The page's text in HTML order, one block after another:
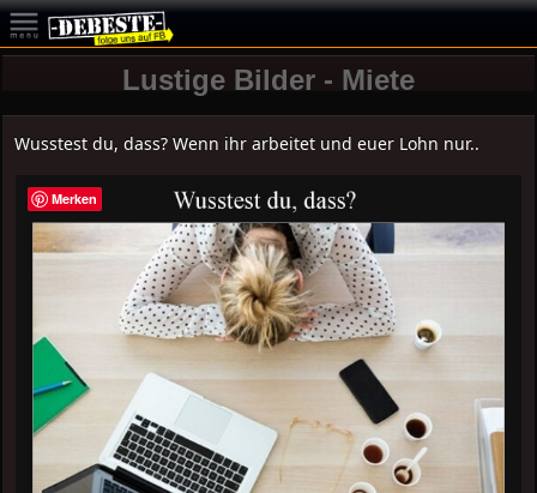
Lustige Bilder - Miete
Wusstest du, dass? Wenn ihr arbeitet und euer Lohn nur..
Merken